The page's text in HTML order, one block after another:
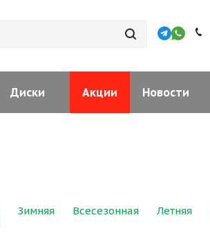
Диски Акции Новости
Зимняя Всесезонная Летняя